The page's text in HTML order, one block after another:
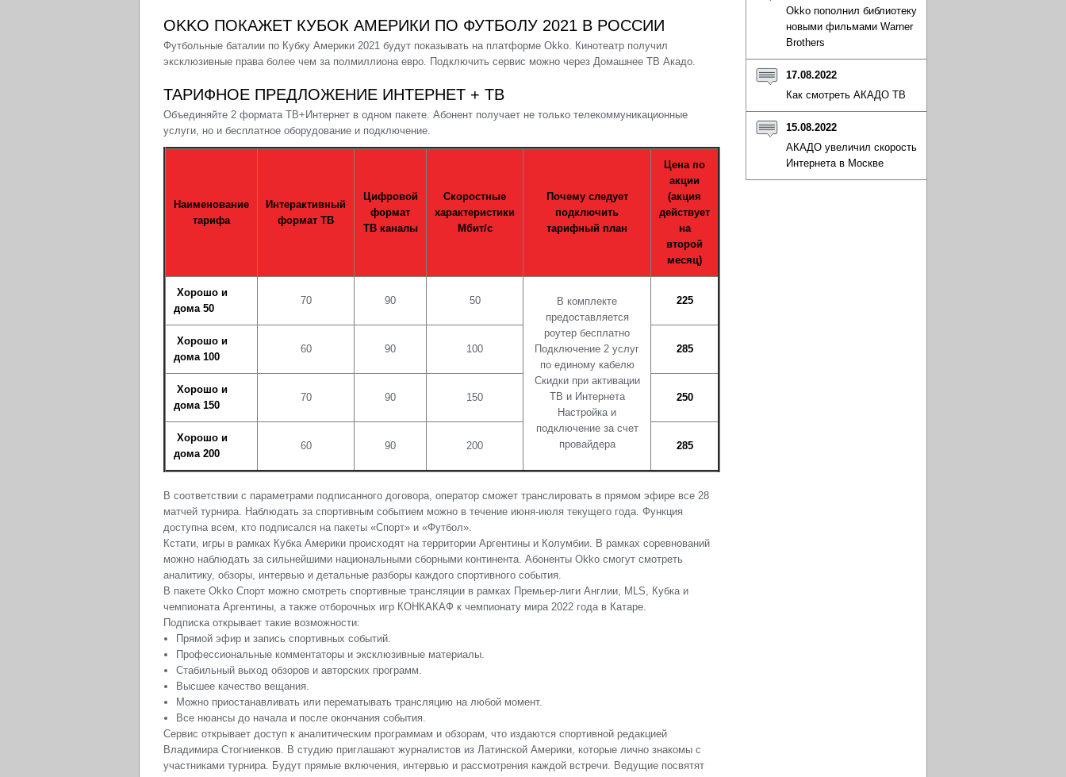
Okko пополнил библиотеку
новыми фильмами Warner
Brothers
17.08.2022
Как смотреть АКАДО ТВ
15.08.2022
АКАДО увеличил скорость
Интернета в Москве
OKKO ПОКАЖЕТ КУБОК АМЕРИКИ ПО ФУТБОЛУ 2021 В РОССИИ
Футбольные баталии по Кубку Америки 2021 будут показывать на платформе Okko. Кинотеатр получил
эксклюзивные права более чем за полмиллиона евро. Подключить сервис можно через Домашнее ТВ Акадо.
ТАРИФНОЕ ПРЕДЛОЖЕНИЕ ИНТЕРНЕТ + ТВ
Объединяйте 2 формата ТВ+Интернет в одном пакете. Абонент получает не только телекоммуникационные
услуги, но и бесплатное оборудование и подключение.
Наименование
тарифа
Интерактивный
формат ТВ
Цифровой
формат
ТВ каналы
Скоростные
характеристики
Мбит/с
Почему следует
подключить
тарифный план
Цена по
акции
(акция
действует
на
второй
месяц)
Хорошо и
дома 50
70 90 50
В комплекте
предоставляется
роутер бесплатно
Подключение 2 услуг
по единому кабелю
Скидки при активации
ТВ и Интернета
Настройка и
подключение за счет
провайдера
225
Хорошо и
дома 100
60 90 100 285
Хорошо и
дома 150
70 90 150 250
Хорошо и
дома 200
60 90 200 285
В соответствии с параметрами подписанного договора, оператор сможет транслировать в прямом эфире все 28
матчей турнира. Наблюдать за спортивным событием можно в течение июня-июля текущего года. Функция
доступна всем, кто подписался на пакеты «Спорт» и «Футбол».
Кстати, игры в рамках Кубка Америки происходят на территории Аргентины и Колумбии. В рамках соревнований
можно наблюдать за сильнейшими национальными сборными континента. Абоненты Okko смогут смотреть
аналитику, обзоры, интервью и детальные разборы каждого спортивного события.
В пакете Okko Спорт можно смотреть спортивные трансляции в рамках Премьер-лиги Англии, MLS, Кубка и
чемпионата Аргентины, а также отборочных игр КОНКАКАФ к чемпионату мира 2022 года в Катаре.
Подписка открывает такие возможности:
Прямой эфир и запись спортивных событий.
Профессиональные комментаторы и эксклюзивные материалы.
Стабильный выход обзоров и авторских программ.
Высшее качество вещания.
Можно приостанавливать или перематывать трансляцию на любой момент.
Все нюансы до начала и после окончания события.
Сервис открывает доступ к аналитическим программам и обзорам, что издаются спортивной редакцией
Владимира Стогниенков. В студию приглашают журналистов из Латинской Америки, которые лично знакомы с
участниками турнира. Будут прямые включения, интервью и рассмотрения каждой встречи. Ведущие посвятят